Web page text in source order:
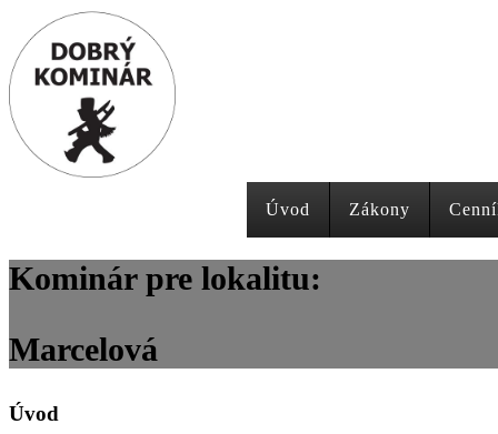
Úvod Zákony
Kominár pre lokalitu:
Marcelová
Úvod